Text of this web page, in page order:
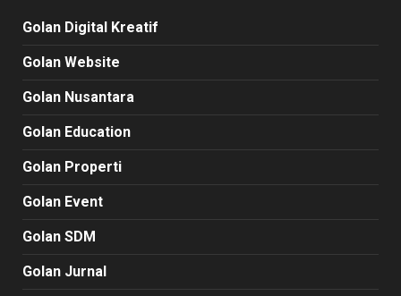
Golan Digital Kreatif
Golan Website
Golan Nusantara
Golan Education
Golan Properti
Golan Event
Golan SDM
Golan Jurnal